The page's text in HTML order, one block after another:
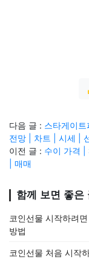
다음 글 : 스타게이
전망 | 차트 | 시세 |
이전 글 : 수이 가격 |
| 매매
함께 보면 좋은
코인선물 시작하려
방법
코인선물 처음 시작